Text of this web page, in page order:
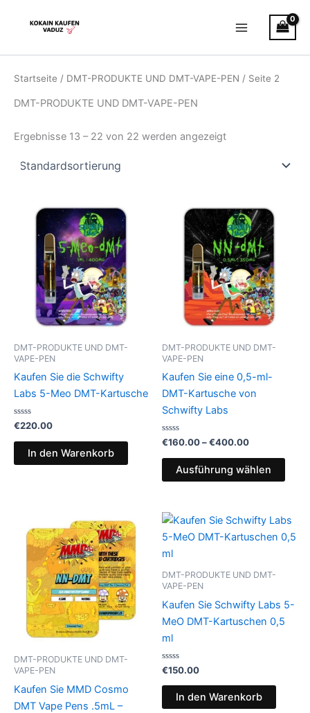
Menu
Startseite / DMT-PRODUKTE UND DMT-VAPE-PEN / Seite 2
DMT-PRODUKTE UND DMT-VAPE-PEN
Ergebnisse 13 – 22 von 22 werden angezeigt
DMT-PRODUKTE UND DMT-
VAPE-PEN
Kaufen Sie die Schwifty
Labs 5-Meo DMT-Kartusche
Bewertet
0
€220.00
In den Warenkorb
DMT-PRODUKTE UND DMT-
VAPE-PEN
Kaufen Sie eine 0,5-ml-
DMT-Kartusche von
Schwifty Labs
Bewertet
0
€160.00–€400.00
Preisspanne:
€160.00
bis
€400.00
Ausführung wählen
DMT-PRODUKTE UND DMT-
VAPE-PEN
Kaufen Sie MMD Cosmo
DMT Vape Pens .5mL –
DMT-PRODUKTE UND DMT-
VAPE-PEN
Kaufen Sie Schwifty Labs 5-
MeO DMT-Kartuschen 0,5
ml
Bewertet
mit
0
€150.00
In den Warenkorb